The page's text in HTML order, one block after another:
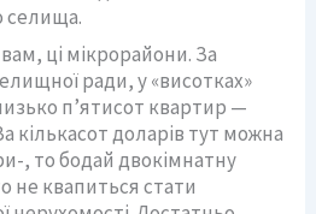
селища.
ці мікрорайони. За
ради, у «висотках»
п’ятисот квартир —
кількасот доларів тут можна
, то бодай двокімнатну
не квапиться стати